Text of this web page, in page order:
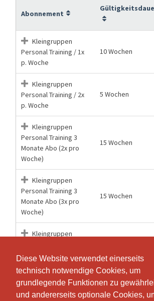
Diese Website verwendet einerseits
technisch notwendige Cookies, um
grundlegende Funktionen zu
und andererseits optionale Cookies,
Diese Website verwendet einerseits
technisch notwendige Cookies, um
grundlegende Funktionen zu
und andererseits optionale Cookies,
Abonnement
Kleingruppen
Personal Training / 1x
p. Woche
10 Wochen
Kleingruppen
Personal Training / 2x
p. Woche
5 Wochen
Kleingruppen
Personal Training 3
Monate Abo (2x pro
Woche)
15 Wochen
Kleingruppen
Personal Training 3
Monate Abo (3x pro
Woche)
15 Wochen
Kleingruppen
p. Woche
Kleingruppen
Personal Training
halbjahres Abo
6 Monate